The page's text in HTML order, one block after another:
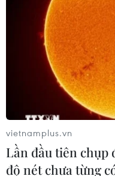
Lịch thi đấu bóng
Nam đối đầu
19/03/2025 00:31
Vào lúc 19g30 hôm
trận đấu giao hữu với
Đậu, để chuẩn bị cho
vietnamplus.vn
Lần đầu tiên chụp
độ nét chưa từng